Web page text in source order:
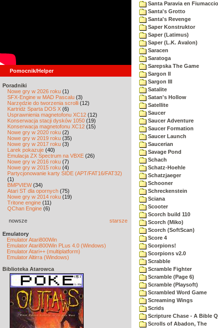
Pomocnik/Helper
Poradniki
Nowe gry w 2026 roku (1)
SFX-Engine w MAD Pascalu (3)
Narzędzie do tworzenia scrolli (12)
Kartridż Sparta DOS X (6)
Usprawnienia magnetofonu XC12 (12)
Konserwacja stacji dysków 1050 (19)
Konserwacja magnetofonu XC12 (15)
Nowe gry w 2020 roku (2)
Nowe gry w 2019 roku (35)
Nowe gry w 2017 roku (3)
Larek pokazuje (40)
Emulacja ZX Spectrum na VBXE (26)
Nowe gry w 2016 roku (7)
Nowe gry w 2015 roku (4)
Partycjonowanie karty SIDE (APT/FAT16/FAT32)
(1)
BMPVIEW(34)
Atari ST dla opornych (75)
Nowe gry w 2014 roku (19)
Tritone engine (11)
QChan Engine (6)
nowsze starsze
Emulatory
Emulator Atari800Win
Emulator Atari800Win PLus 4.0 (Windows)
Emulator Atari++ (multiplatform)
Emulator Altirra (Windows)
Biblioteka Atarowca
Santa Paravia en Fiumaccio
Santa's Grotto
Santa's Revenge
Saper Konstruktor
Saper (Latimus)
Saper (L.K. Avalon)
Saracen
Saratoga
Sarepska The Game
Sargon II
Sargon III
Satalite
Satan's Hollow
Satellite
Saucer
Saucer Adventure
Saucer Formation
Saucer Launch
Saucerian
Savage Pond
Schach
Schatz-Hoehle
Schatzjaeger
Schooner
Schreckenstein
Sciana
Scooter
Scorch build 110
Scorch (Miko)
Scorch (SoftScan)
Score 4
Scorpions!
Scorpions v2.0
Scrabble
Scramble Fighter
Scramble (Page 6)
Scramble (Playsoft)
Scrambled Word Game
Screaming Wings
Scrids
Scripture Chase - A Bible
Scrolls of Abadon, The